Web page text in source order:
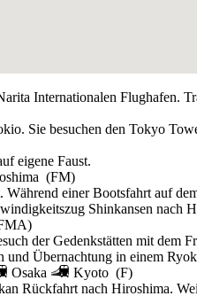
Internationalen Flughafen.
Sie besuchen den Tokyo
eigene Faust.
(FM)
Während einer Bootsfahrt auf
Shinkansen nach
der Gedenkstätten mit dem
und Übernachtung in einem
Osaka Kyoto (F)
Rückfahrt nach Hiroshima.